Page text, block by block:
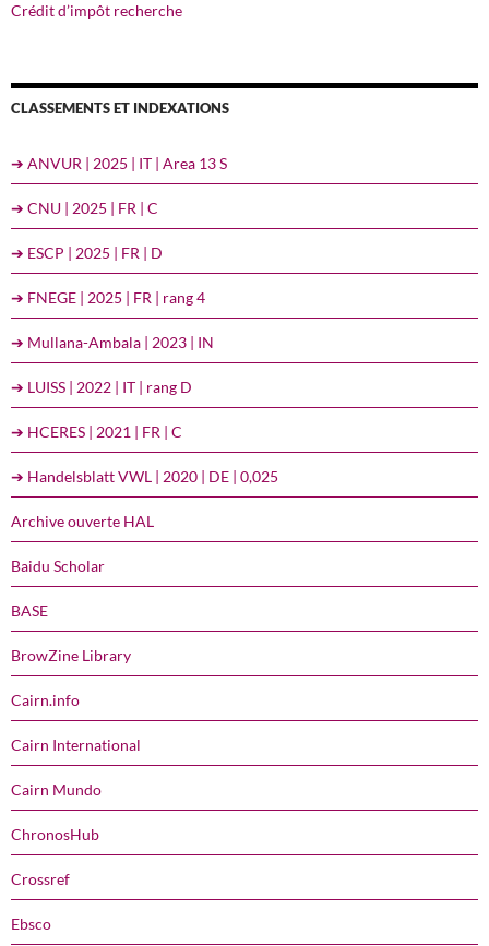
Crédit d’impôt recherche
CLASSEMENTS ET INDEXATIONS
➔ ANVUR | 2025 | IT | Area 13 S
➔ CNU | 2025 | FR | C
➔ ESCP | 2025 | FR | D
➔ FNEGE | 2025 | FR | rang 4
➔ Mullana-Ambala | 2023 | IN
➔ LUISS | 2022 | IT | rang D
➔ HCERES | 2021 | FR | C
➔ Handelsblatt VWL | 2020 | DE | 0,025
Archive ouverte HAL
Baidu Scholar
BASE
BrowZine Library
Cairn.info
Cairn International
Cairn Mundo
ChronosHub
Crossref
Ebsco